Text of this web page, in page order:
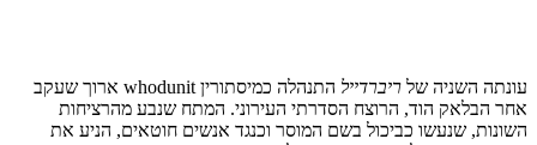
עונתה השניה של ריברדייל התנהלה כמיסתורין ארוך שעקב
אחר הבלאק הוד, הרוצח הסדרתי העירוני. המתח שנבע מהרציחות
השונות, שנעשו כביכול בשם המוסר וכנגד אנשים חוטאים, הניע את